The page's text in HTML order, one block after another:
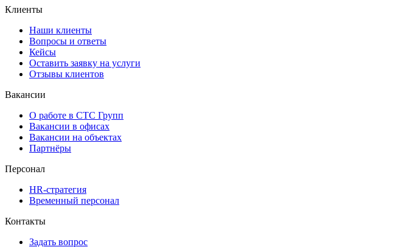
Клиенты
Наши клиенты
Вопросы и ответы
Кейсы
Оставить заявку на услуги
Отзывы клиентов
Вакансии
О работе в СТС Групп
Вакансии в офисах
Вакансии на объектах
Партнёры
Персонал
HR-стратегия
Временный персонал
Контакты
Задать вопрос